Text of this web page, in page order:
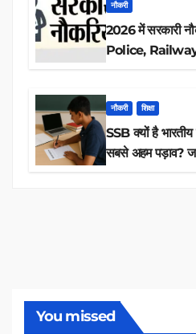
नौकरी
2026 में सरकारी
Police,
नौकरी शिक्षा
SSB क्यों है
सबसे अहम पड़ाव?
You missed